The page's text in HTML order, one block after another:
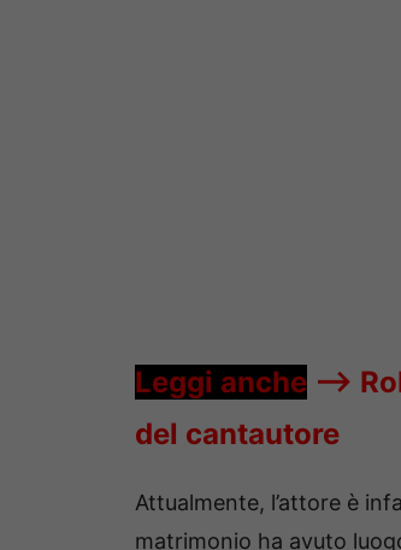
Leggi anche —->
del cantautore
Attualmente, l’attore è
matrimonio ha avuto